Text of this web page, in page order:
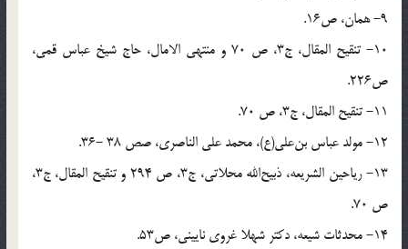
9- همان، ص‌16.
10- تنقيح المقال، ج‌3، ص 70 و منتهى الامال، حاج شيخ عباس قمى،
ص‌226.
11- تنقيح المقال، ج‌3، ص 70.
12- مولد عباس بن‌على(ع)، محمد على الناصرى، صص 38 -36.
13- رياحين الشريعه، ذبيح‌الله محلاتى، ج‌3، ص 294 و تنقيح المقال، ج‌3،
ص 70.
14- محدثات شيعه، دكتر شهلا غروى نايينى، ص‌53.